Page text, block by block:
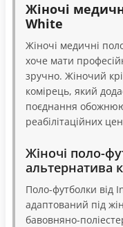
Жіночі
White
Жіночі медичні
хоче мати
зручно. Жіночий
комірець, який
поєднання
реабілітаційних
Жіночі поло-
альтернатива
Поло-футболки від
адаптований під
бавовняно-